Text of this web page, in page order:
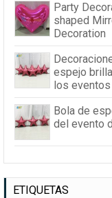
Party
shaped
Decoration
espejo
los
Bola de
del evento
ETIQUETAS